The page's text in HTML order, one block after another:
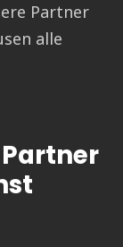
Partner
alle